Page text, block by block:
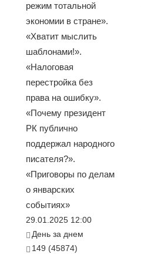
режим тотальной
экономии в стране».
«Хватит мыслить
шаблонами!».
«Налоговая
перестройка без
права на ошибку».
«Почему президент
РК публично
поддержал народного
писателя?».
«Приговоры по делам
о январских
событиях»
29.01.2025 12:00
День за днем
149 (45874)